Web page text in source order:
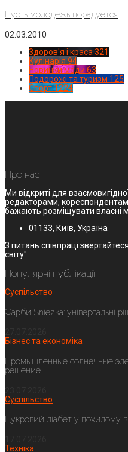
Пусть молодежь порадуется
02.03.2010
Здоров'я і краса 321
Кулінарія 94
Новинки моди 63
Подорожі та туризм 125
Спорт1224
Про нас
Ми відкриті для
редакторами,
бажають розміщувати власні
01133, Київ, Україна
З питань співпраці
світу".
Популярні публікації
Суспільство
Фарби Sniezka: універсальні
Бізнес та економіка
Промышленные солнечные
решение
Суспільство
Цукровий діабет у похилому
Техніка